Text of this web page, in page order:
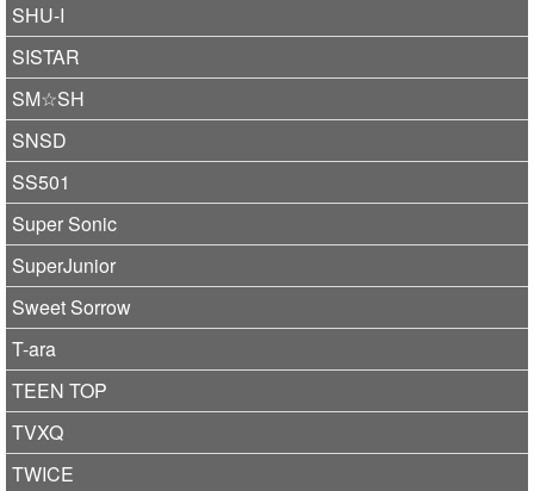
SHU-I
SISTAR
SM☆SH
SNSD
SS501
Super Sonic
SuperJunior
Sweet Sorrow
T-ara
TEEN TOP
TVXQ
TWICE